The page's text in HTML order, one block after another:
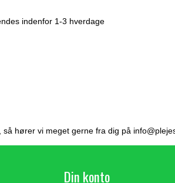
indenfor 1-3 hverdage
hører vi meget gerne fra dig på
Din konto